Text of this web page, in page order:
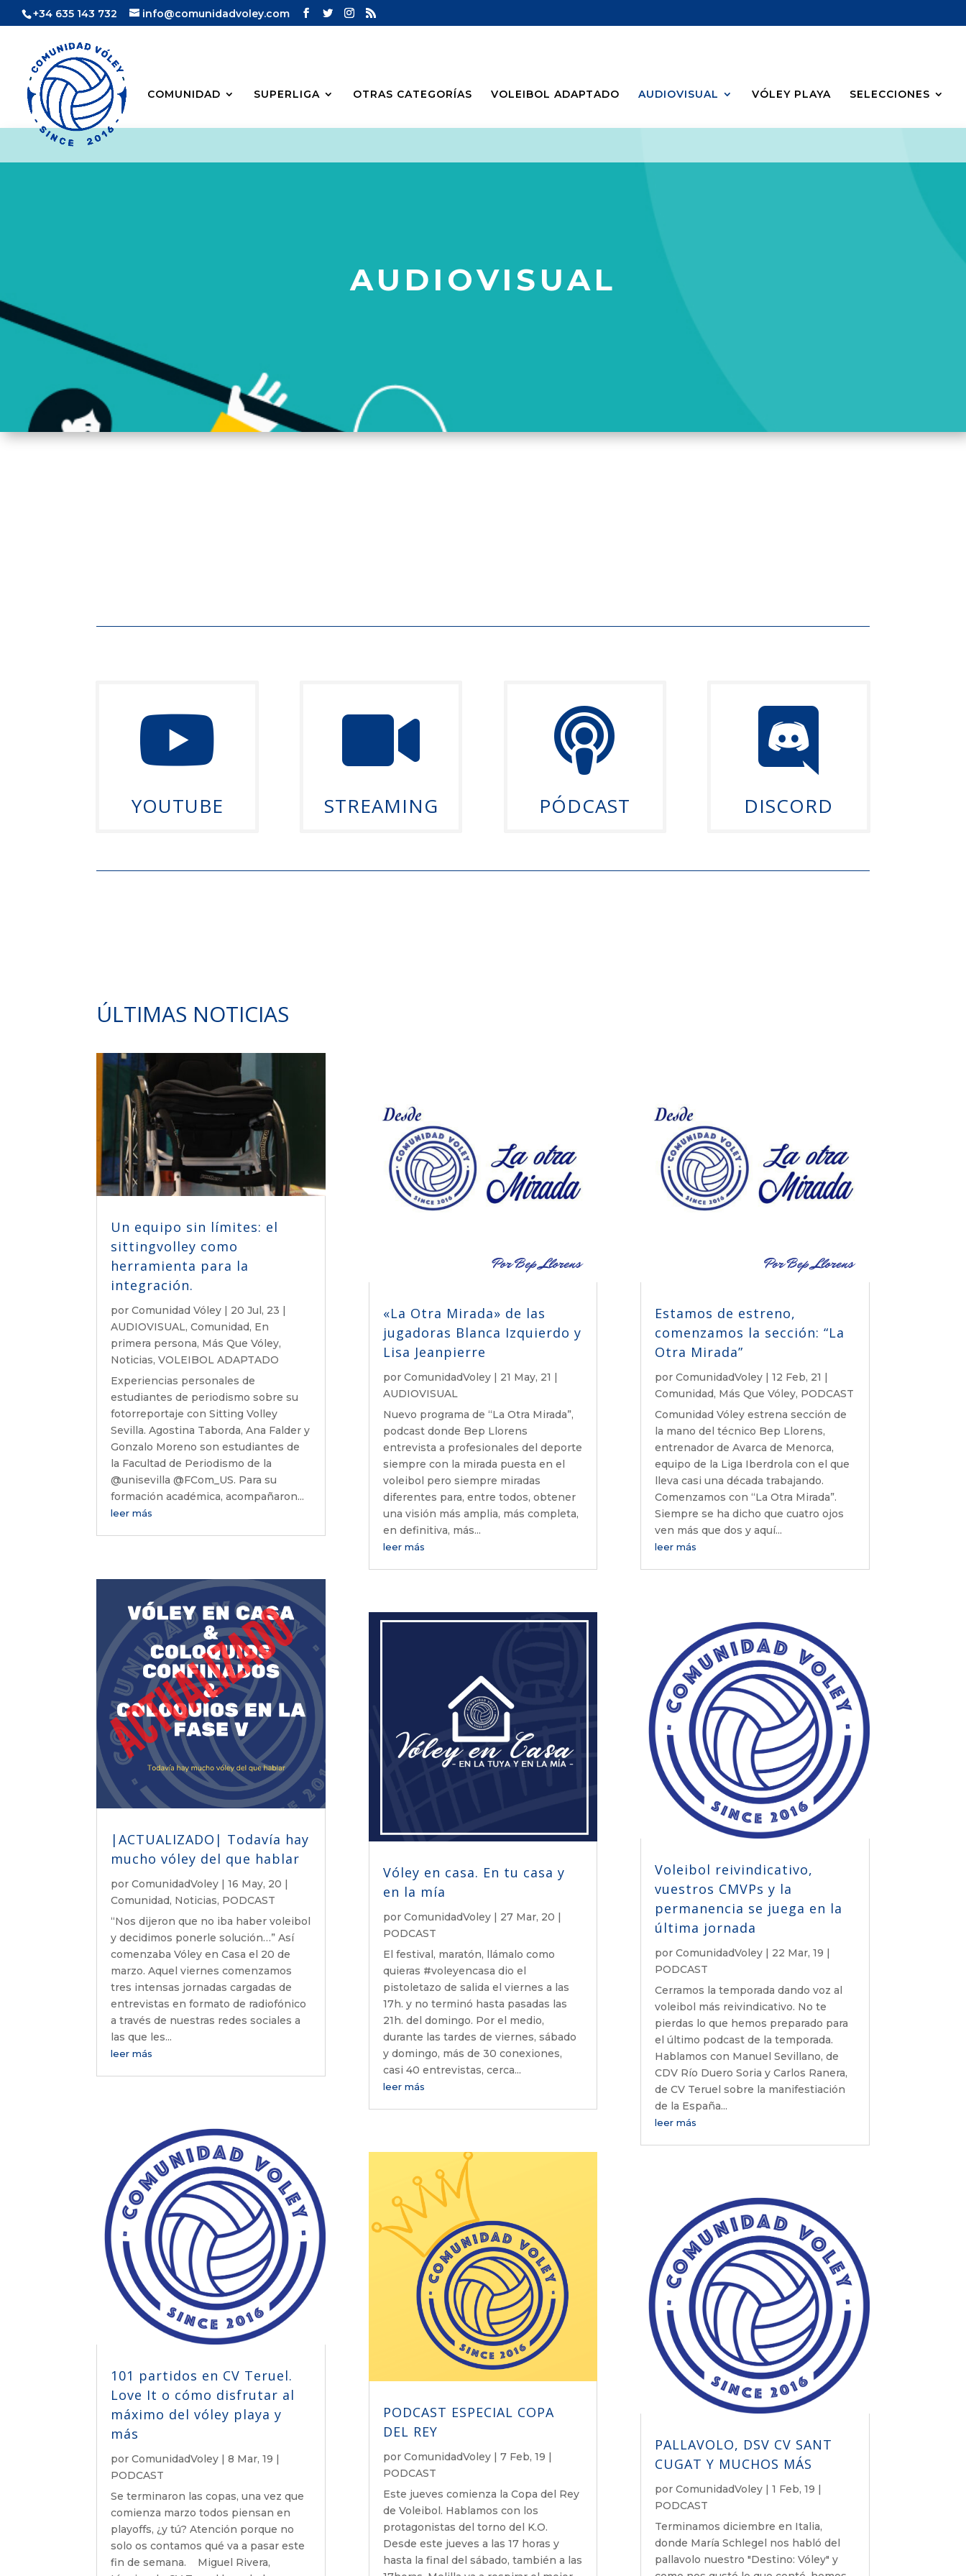
+34 635 143 732 info@comunidadvoley.com
COMUNIDAD SUPERLIGA OTRAS CATEGORÍAS VOLEIBOL ADAPTADO AUDIOVISUAL VÓLEY PLAYA SELECCIONES
AUDIOVISUAL

YOUTUBE

STREAMING

PÓDCAST

DISCORD
ÚLTIMAS NOTICIAS
Un equipo sin límites: el
sittingvolley como
herramienta para la
integración.
porComunidad Vóley 20 Jul, 23
AUDIOVISUAL,Comunidad, En
primera persona, Más Que Vóley,
Noticias,VOLEIBOL ADAPTADO
Experiencias personales de
estudiantes de periodismo sobre su
fotorreportaje con Sitting Volley
Sevilla. Agostina Taborda, Ana Falder y
Gonzalo Moreno son estudiantes de
la Facultad de Periodismo de la
@unisevilla @FCom_US. Para su
formación académica, acompañaron...
leer más
|ACTUALIZADO| Todavía hay
mucho vóley del que hablar
porComunidadVoley |16 May, 20 |
Comunidad, Noticias, PODCAST
“Nos dijeron que no iba haber voleibol
y decidimos ponerle solución…” Así
comenzaba Vóley en Casa el 20 de
marzo. Aquel viernes comenzamos
tres intensas jornadas cargadas de
entrevistas en formato de radiofónico
a través de nuestras redes sociales a
las que les...
leer más
101 partidos en CV Teruel.
Love It o cómo disfrutar al
máximo del vóley playa y
más
porComunidadVoley |8 Mar, 19 |
PODCAST
Se terminaron las copas, una vez que
comienza marzo todos piensan en
playoffs, ¿y tú? Atención porque no
solo os contamos qué va a pasar este
fin de semana. Miguel Rivera,
«La Otra Mirada» de las
jugadoras Blanca Izquierdo y
Lisa Jeanpierre
por ComunidadVoley| 21 May, 21 |
AUDIOVISUAL
Nuevo programa de “La Otra Mirada”,
podcast donde Bep Llorens
entrevista a profesionales del deporte
siempre con la mirada puesta en el
voleibol pero siempre miradas
diferentes para, entre todos, obtener
una visión más amplia, más completa,
en definitiva, más...
leer más
Vóley en casa. En tu casa y
en la mía
por ComunidadVoley| 27 Mar, 20 |
PODCAST
El festival, maratón, llámalo como
quieras #voleyencasa dio el
pistoletazo de salida el viernes a las
17h. y no terminó hasta pasadas las
21h. del domingo. Por el medio,
durante las tardes de viernes, sábado
y domingo, más de 30 conexiones,
casi 40 entrevistas, cerca...
leer más
PODCAST ESPECIAL COPA
DEL REY
por ComunidadVoley| 7 Feb, 19 |
PODCAST
Este jueves comienza la Copa del Rey
de Voleibol. Hablamos con los
protagonistas del torno del K.O.
Desde este jueves a las 17 horas y
hasta la final del sábado, también a las
Estamos de estreno,
comenzamos la sección: “La
Otra Mirada”
por ComunidadVoley| 12 Feb, 21 |
Comunidad, Más Que Vóley, PODCAST
Comunidad Vóley estrena sección de
la mano del técnico Bep Llorens,
entrenador de Avarca de Menorca,
equipo de la Liga Iberdrola con el que
lleva casi una década trabajando.
Comenzamos con “La Otra Mirada”.
Siempre se ha dicho que cuatro ojos
ven más que dos y aquí...
leer más
Voleibol reivindicativo,
vuestros CMVPs y la
permanencia se juega en la
última jornada
por ComunidadVoley| 22 Mar, 19 |
PODCAST
Cerramos la temporada dando voz al
voleibol más reivindicativo. No te
pierdas lo que hemos preparado para
el último podcast de la temporada.
Hablamos con Manuel Sevillano, de
CDV Río Duero Soria y Carlos Ranera,
de CV Teruel sobre la manifestiación
de la España...
leer más
PALLAVOLO, DSV CV SANT
CUGAT Y MUCHOS MÁS
por ComunidadVoley| 1 Feb, 19 |
PODCAST
Terminamos diciembre en Italia,
donde María Schlegel nos habló del
pallavolo nuestro "Destino: Vóley" y